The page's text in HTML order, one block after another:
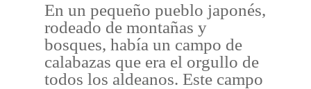
En un pequeño pueblo japonés,
rodeado de montañas y
bosques, había un campo de
calabazas que era el orgullo de
todos los aldeanos. Este campo